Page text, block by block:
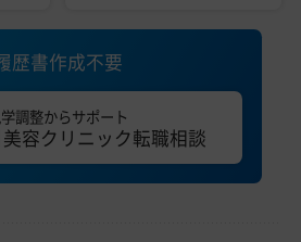
歴書作成不要
調整からサポート
美容クリニック転職相談